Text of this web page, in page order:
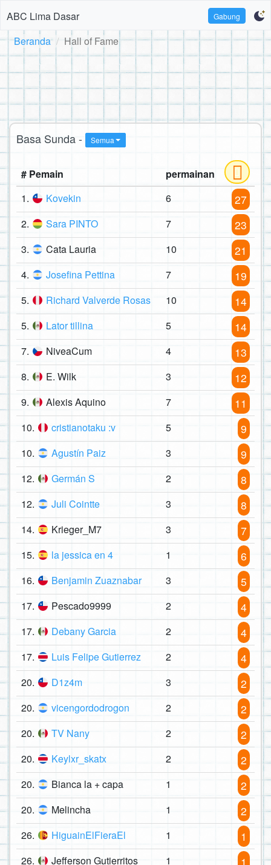
ABC Lima Dasar Gabung
Beranda Hall of Fame
Basa Sunda - Semua
# Pemain
permainan
1.
Kovekin 6 27
2. Sara PINTO 7 23
3. Cata Lauria 10 21
4. Josefina Pettina 7 19
5. Richard Valverde Rosas 10 14
5. Lator tillina 5 14
7. NiveaCum 4 13
8. E. Wilk 3 12
9. Alexis Aquino 7 11
10. cristianotaku :v 5 9
10. Agustín Paiz 3 9
12. Germán S 2 8
12. Juli Cointte 3 8
14. Krieger_M7 3 7
15. la jessica en 4 1 6
16. Benjamin Zuaznabar 3 5
17. Pescado9999 2 4
17. Debany Garcia 2 4
17. Luis Felipe Gutierrez 2 4
20. D1z4m 3 2
20. vicengordodrogon 2 2
20. TV Nany 2 2
20. Keylxr_skatx 2 2
20. Bianca la + capa 1 2
20. Melincha 1 2
26. HiguainElFieraEl 1 1
26.
Jefferson Gutierritos
1 1